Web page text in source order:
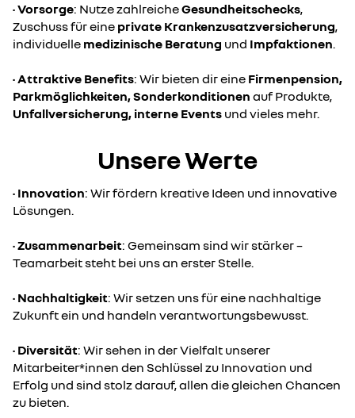
•Vorsorge: Nutze zahlreicheGesundheitschecks,
Zuschuss für eine private Krankenzusatzversicherung,
individuelle medizinische Beratung und Impfaktionen.
•Attraktive Benefits: Wir bieten dir eine Firmenpension,
Parkmöglichkeiten, Sonderkonditionen auf Produkte,
Unfallversicherung, interne Events und vieles mehr.
Unsere Werte
• Innovation: Wir fördern kreative Ideen und innovative
Lösungen.
•Zusammenarbeit: Gemeinsam sind wir stärker –
Teamarbeit steht bei uns an erster Stelle.
• Nachhaltigkeit: Wir setzen uns für eine nachhaltige
Zukunft ein und handeln verantwortungsbewusst.
• Diversität: Wir sehen in der Vielfalt unserer
Mitarbeiter*innen den Schlüssel zu Innovation und
Erfolg und sind stolz darauf, allen die gleichen Chancen
zu bieten.